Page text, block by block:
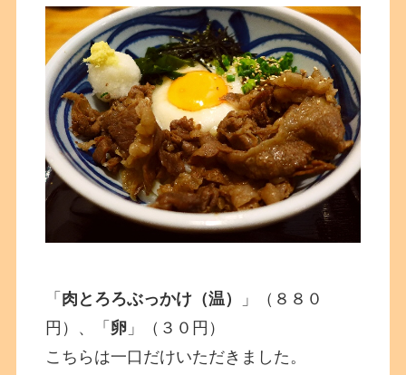
「 肉とろろぶっかけ（温）
」（８８０
円）、「 卵 」（３０円）
こちらは一口だけいただきました。